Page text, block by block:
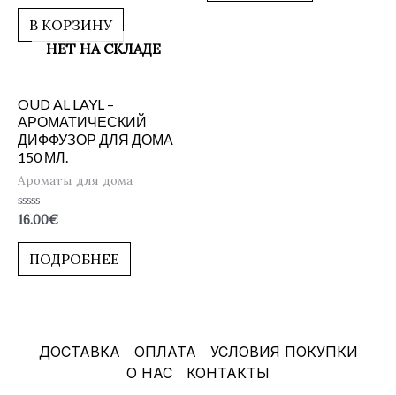
из
В КОРЗИНУ
НЕТ НА СКЛАДЕ
OUD AL LAYL –
АРОМАТИЧЕСКИЙ
ДИФФУЗОР ДЛЯ ДОМА
150 МЛ.
Ароматы для дома
Оценка
из
16.00€
ПОДРОБНЕЕ
ДОСТАВКА ОПЛАТА
УСЛОВИЯ ПОКУПКИ
О НАС
КОНТАКТЫ